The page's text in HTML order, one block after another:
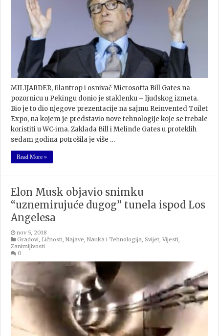
MILIJARDER, filantrop i osnivač Microsofta Bill Gates na
pozornicu u Pekingu donio je staklenku – ljudskog izmeta.
Bio je to dio njegove prezentacije na sajmu Reinvented Toilet
Expo, na kojem je predstavio nove tehnologije koje se trebale
koristiti u WC-ima. Zaklada Bill i Melinde Gates u proteklih
sedam godina potrošila je više …
Read More »
Elon Musk objavio snimku
“uznemirujuće dugog” tunela ispod Los
Angelesa
nov 5, 2018
Gradovi Ličnosti ,Najave ,Nauka i Tehnologija ,Svijet ,Vijesti
Zanimljivosti
0